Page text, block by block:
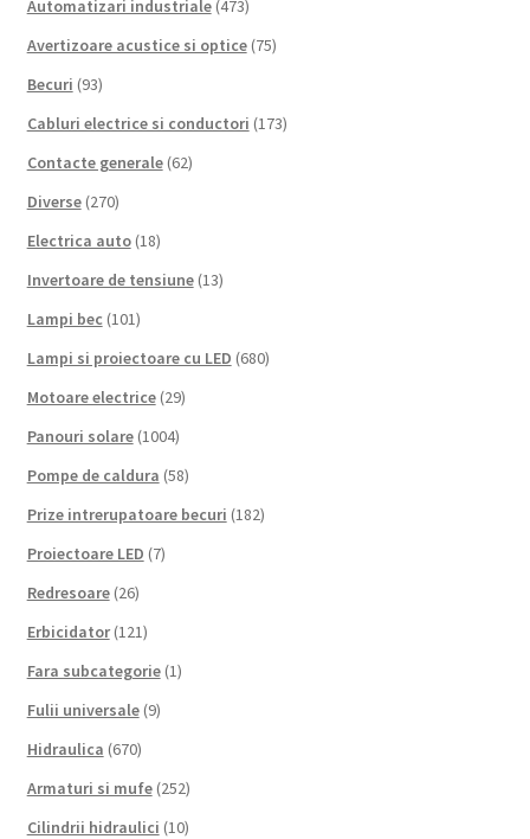
Automatizari industriale (473)
Avertizoare acustice si optice (75)
Becuri (93)
Cabluri electrice si conductori (173)
Contacte generale (62)
Diverse (270)
Electrica auto (18)
Invertoare de tensiune (13)
Lampi bec (101)
Lampi si proiectoare cu LED (680)
Motoare electrice (29)
Panouri solare (1004)
Pompe de caldura (58)
Prize intrerupatoare becuri (182)
Proiectoare LED (7)
Redresoare (26)
Erbicidator (121)
Fara subcategorie (1)
Fulii universale (9)
Hidraulica (670)
Armaturi si mufe (252)
Cilindrii hidraulici (10)